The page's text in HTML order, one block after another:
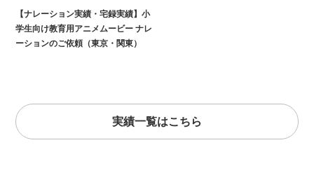
【ナレーション実績・宅録実績】小
学生向け教育用アニメムービー ナレ
ーションのご依頼（東京・関東）
実績一覧はこちら